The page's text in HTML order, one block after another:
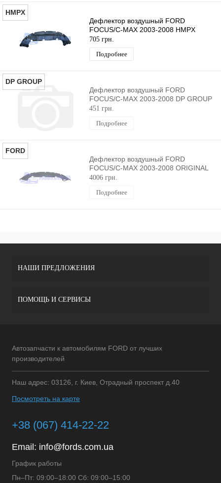
HMPX
Дефлектор воздушный FORD
FOCUS/C-MAX 2003-2008 HMPX
705 грн.
Подробнее
DP GROUP
Дефлектор воздушный FORD
FOCUS/C-MAX 2003-2008 DP GROUP
451 грн.
Подробнее
FORD
Дефлектор воздушный FORD
FOCUS/C-MAX 2003-2008 ORIGINAL
4006 грн.
Подробнее
НАШИ ПРЕДЛОЖЕНИЯ
ПОМОЩЬ И СЕРВИСЫ
Автозапчасти к автомобилям FORD от лучших
производителей
Наш адрес: 03126, г. Киев, Отрадный проспект д.40
Посмотреть на карте
+38 (067) 414-22-22
Email: info@fords.com.ua
График работы
Пн–Пт: 09:00–18:00 Сб: 09:00–15:00